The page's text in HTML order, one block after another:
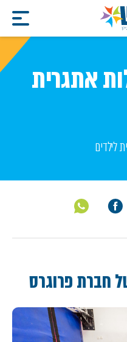
אתגרית
לילדים
חברת פרוגרס